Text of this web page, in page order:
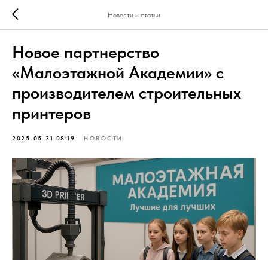
Новости и статьи
Новое партнерство
«Малоэтажной Академии» с
производителем строительных
принтеров
2025-05-31 08:19 НОВОСТИ